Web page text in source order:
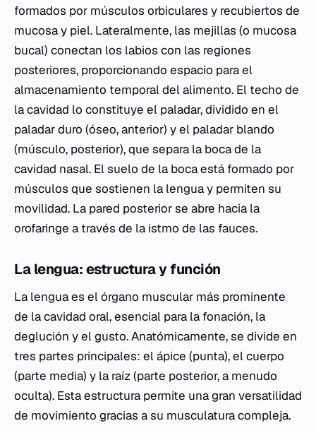
formados por músculos orbiculares y recubiertos de
mucosa y piel. Lateralmente, las mejillas (o mucosa
bucal) conectan los labios con las regiones
posteriores, proporcionando espacio para el
almacenamiento temporal del alimento. El techo de
la cavidad lo constituye el paladar, dividido en el
paladar duro (óseo, anterior) y el paladar blando
(músculo, posterior), que separa la boca de la
cavidad nasal. El suelo de la boca está formado por
músculos que sostienen la lengua y permiten su
movilidad. La pared posterior se abre hacia la
orofaringe a través de la istmo de las fauces.
La lengua: estructura y función
La lengua es el órgano muscular más prominente
de la cavidad oral, esencial para la fonación, la
deglución y el gusto. Anatómicamente, se divide en
tres partes principales: el ápice (punta), el cuerpo
(parte media) y la raíz (parte posterior, a menudo
oculta). Esta estructura permite una gran versatilidad
de movimiento gracias a su musculatura compleja.